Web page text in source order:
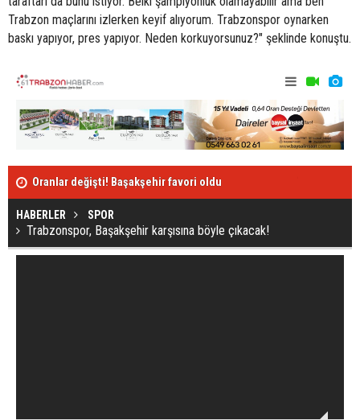
Trabzon maçlarını izlerken keyif alıyorum. Trabzonspor oynarken
baskı yapıyor, pres yapıyor. Neden korkuyorsunuz?" şeklinde konuştu.
Oranlar değişti! Başakşehir favori oldu
Tunç Kayacı; "Başakşehir'in Trabzonspor karşısındaki
HABERLER SPOR
Trabzonspor, Başakşehir karşısına böyle çıkacak!